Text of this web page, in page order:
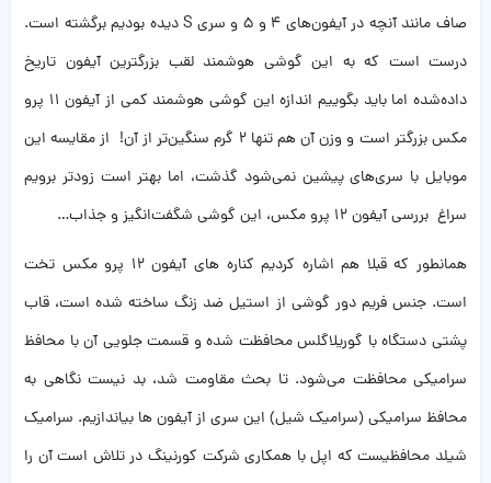
صاف مانند آنچه در آیفون‌های ۴ و ۵ و سری S دیده بودیم برگشته است.
درست است که به این گوشی هوشمند لقب بزرگترین آیفون تاریخ
داده‌شده اما باید بگوییم اندازه این گوشی هوشمند کمی از آیفون ۱۱ پرو
مکس بزرگتر است و وزن آن هم تنها ۲ گرم سنگین‌تر از آن! از مقایسه این
موبایل با سری‌‌های پیشین نمی‌شود گذشت،‌ اما بهتر است زودتر برویم
سراغ بررسی آیفون ۱۲ پرو مکس، این گوشی شگفت‌انگیز و جذاب…
همانطور که قبلا هم اشاره کردیم کناره های آیفون ۱۲ پرو مکس تخت
است. جنس فریم دور گوشی از استیل ضد زنگ ساخته شده است، قاب
پشتی دستگاه با گوریلاگلس محافظت شده و قسمت جلویی آن با محافظ
سرامیکی محافظت می‌شود. تا بحث مقاومت شد، بد نیست نگاهی به
محافظ سرامیکی (سرامیک شیل) این سری از آیفون ها بیاندازیم. سرامیک
شیلد محافظیست که اپل با همکاری شرکت کورنینگ در تلاش‌ است آن را